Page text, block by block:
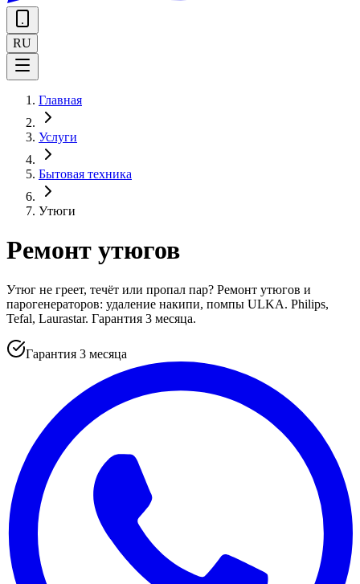
RU
Главная
Услуги
Бытовая техника
Утюги
Ремонт утюгов
Утюг не греет, течёт или пропал пар? Ремонт утюгов и
парогенераторов: удаление накипи, помпы ULKA. Philips,
Tefal, Laurastar. Гарантия 3 месяца.
Гарантия 3 месяца